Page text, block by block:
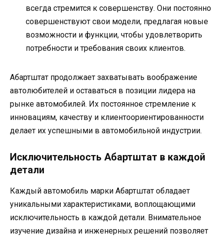
всегда стремится к совершенству. Они постоянно
совершенствуют свои модели, предлагая новые
возможности и функции, чтобы удовлетворить
потребности и требования своих клиентов.
Абартштат продолжает захватывать воображение
автолюбителей и оставаться в позиции лидера на
рынке автомобилей. Их постоянное стремление к
инновациям, качеству и клиентоориентированности
делает их успешными в автомобильной индустрии.
Исключительность Абартштат в каждой
детали
Каждый автомобиль марки Абартштат обладает
уникальными характеристиками, воплощающими
исключительность в каждой детали. Внимательное
изучение дизайна и инженерных решений позволяет